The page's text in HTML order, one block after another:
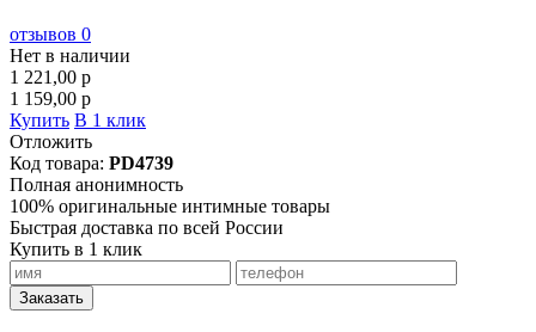
отзывов 0
Нет в наличии
1 221,00 p
1 159,00 p
Купить В 1 клик
Отложить
Код товара: PD4739
Полная анонимность
100% оригинальные интимные товары
Быстрая доставка по всей России
Купить в 1 клик
Заказать